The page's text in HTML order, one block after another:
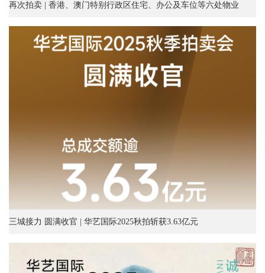
再次拍卖 | 香港、澳门特别行政区住宅、办公及车位等六处物业
三城接力 圆满收官 | 华艺国际2025秋拍斩获3.63亿元